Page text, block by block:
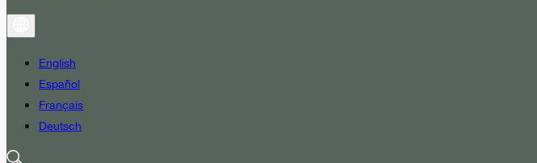
English
Español
Français
Deutsch